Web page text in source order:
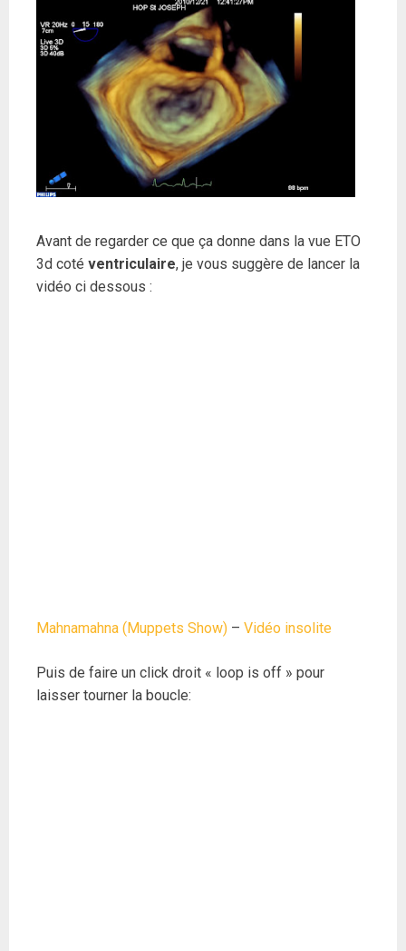
Avant de regarder ce que ça donne dans la vue ETO
3d coté ventriculaire, je vous suggère de lancer la
vidéo ci dessous :
Mahnamahna (Muppets Show) – Vidéo insolite
Puis de faire un click droit « loop is off » pour
laisser tourner la boucle: